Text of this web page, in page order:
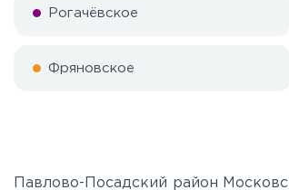
Рогачёвское
Фряновское
Павлово-Посадский район